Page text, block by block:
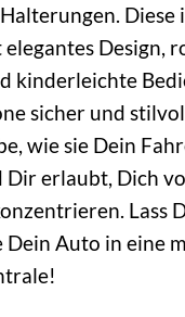
Design,
kinderleichte
sicher und
wie sie Dein
Dir erlaubt, Dich
Lass
Dein Auto in eine